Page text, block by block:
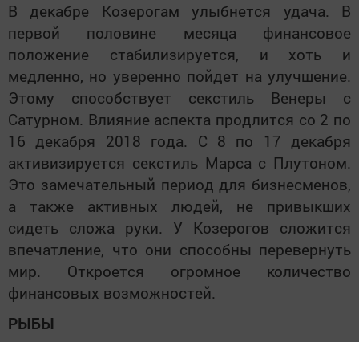
В декабре Козерогам улыбнется удача. В
первой половине месяца финансовое
положение стабилизируется, и хоть и
медленно, но уверенно пойдет на улучшение.
Этому способствует секстиль Венеры с
Сатурном. Влияние аспекта продлится со 2 по
16 декабря 2018 года. С 8 по 17 декабря
активизируется секстиль Марса с Плутоном.
Это замечательный период для бизнесменов,
а также активных людей, не привыкших
сидеть сложа руки. У Козерогов сложится
впечатление, что они способны перевернуть
мир. Откроется огромное количество
финансовых возможностей.
РЫБЫ